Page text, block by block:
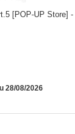
[POP-UP Store] -
28/08/2026